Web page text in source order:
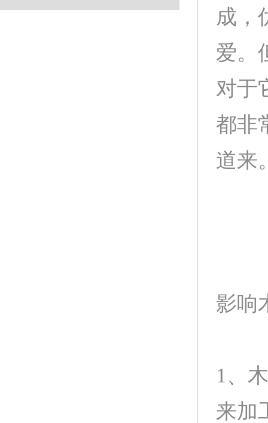
成，
爱。
对于
都非
道来
影响
1、
来加